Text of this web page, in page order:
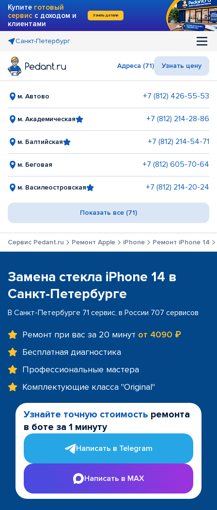
Купите готовый
сервис с доходом и
клиентами
Узнать детали
Санкт-Петербург
Адреса (71) Узнать цену
м. Автово +7 (812) 426-55-53
м. Академическая +7 (812) 214-28-86
м. Балтийская +7 (812) 214-54-71
м. Беговая +7 (812) 605-70-64
м. Василеостровская +7 (812) 214-20-24
Показать все (71)
Сервис Pedant.ru Ремонт Apple iPhone Ремонт iPhone 14
Замена стекла iPhone 14 в
Санкт-Петербурге
В Санкт-Петербурге 71 сервис, в России 707 сервисов
Ремонт при вас за 20 минут от 4090 ₽
Бесплатная диагностика
Профессиональные мастера
Комплектующие класса "Original"
Узнайте точную стоимость ремонта
в боте за 1 минуту
Написать в Telegram
Написать в MAX